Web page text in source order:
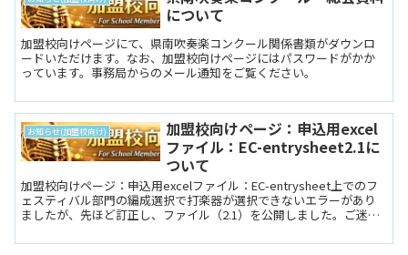
について
加盟校向けページにて、県南吹奏楽コンクール関係書類がダウンロ
ードいただけます。なお、加盟校向けページにはパスワードがかか
っています。事務局からのメール通知をご覧ください。
お知らせ(加盟校向け)
加盟校向けページ：申込用excel
ファイル：EC-entrysheet2.1に
ついて
加盟校向けページ：申込用excelファイル：EC-entrysheet上でのフ
ェスティバル部門の編成選択で打楽器が選択できないエラーがあり
ましたが、先ほど訂正し、ファイル（2.1）を公開しました。ご迷惑